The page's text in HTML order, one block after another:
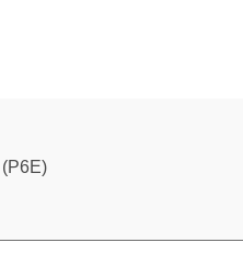
(P6E)